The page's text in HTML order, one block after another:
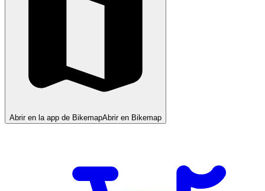
Abrir en la app de BikemapAbrir en Bikemap